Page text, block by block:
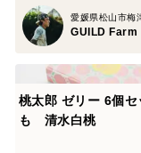
GUILD Farm
桃太郎 ゼリー 6個
も 清水白桃